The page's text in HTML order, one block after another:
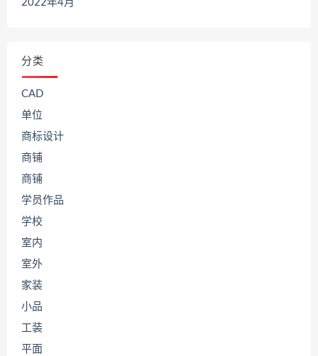
2022年4月
分类
CAD
单位
商标设计
商铺
商铺
学员作品
学校
室内
室外
家装
小品
工装
平面